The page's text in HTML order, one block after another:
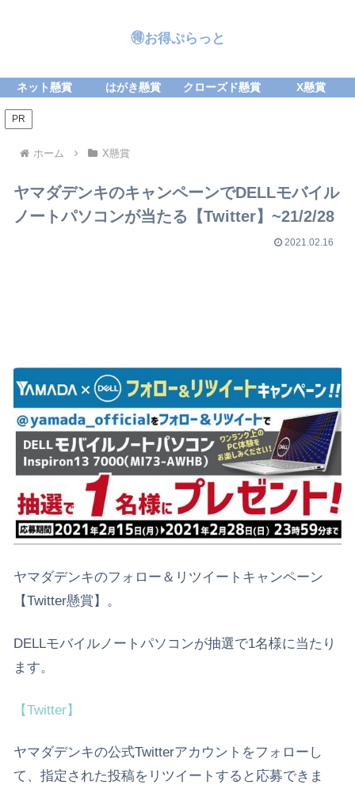
🉐お得ぷらっと
ネット懸賞 はがき懸賞 クローズド懸賞 X懸賞
PR
ホーム X懸賞
ヤマダデンキのキャンペーンでDELLモバイル
ノートパソコンが当たる【Twitter】~21/2/28
2021.02.16
ヤマダデンキのフォロー＆リツイートキャンペーン
【Twitter懸賞】。
DELLモバイルノートパソコンが抽選で1名様に当たり
ます。
【Twitter】
ヤマダデンキの公式Twitterアカウントをフォローし
て、指定された投稿をリツイートすると応募できま